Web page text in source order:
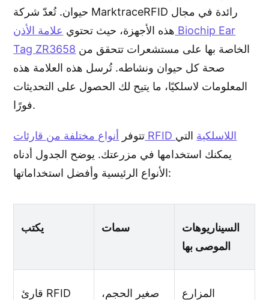
حيوان. تُعدّ شركة MarktraceRFID رائدة في مجال
هذه الأجهزة، حيث تحتوي علامة الأذن Biochip Ear
Tag ZR3658
صحة كل حيوان ونشاطه. تُرسل هذه العلامة هذه
المعلومات لاسلكيًا، ما يتيح لك الحصول على التحديثات
فورًا.
تتوفر أنواع مختلفة من قارئات RFID اللاسلكية التي
يمكنك استخدامها في مزرعتك. يوضح الجدول أدناه
الأنواع الرئيسية وأفضل استخداماتها:
يكتب سمات
السيناريوهات
الموصى بها
قارئ RFID
صغير الحجم،
المزارع